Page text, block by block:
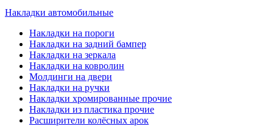
Накладки автомобильные
Накладки на пороги
Накладки на задний бампер
Накладки на зеркала
Накладки на ковролин
Молдинги на двери
Накладки на ручки
Накладки хромированные прочие
Накладки из пластика прочие
Расширители колёсных арок